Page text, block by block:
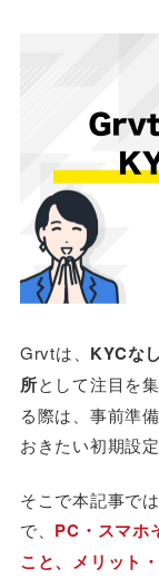
Grvtは、 KYCな
所として注目を
る際は、事前準
おきたい初期設
そこで本記事で
で、 PC・スマホ
こと、メリット